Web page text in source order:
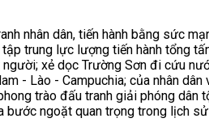
nhân dân, tiến hành bằng sức
trung lực lượng tiến hành tổng
xẻ dọc Trường Sơn đi cứu
- Lào - Campuchia; của nhân
trào đấu tranh giải phóng dân
ngoặt quan trọng trong lịch